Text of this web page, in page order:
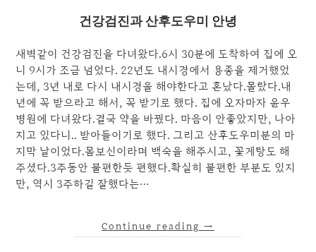
건강검진과 산후도우미 안녕
새벽같이 건강검진을 다녀왔다.6시 30분에 도착하여 집에 오
니 9시가 조금 넘었다. 22년도 내시경에서 용종을 제거했었
는데, 3년 내로 다시 내시경을 해야한다고 혼났다.몰랐다.내
년에 꼭 받으라고 해서, 꼭 받기로 했다. 집에 오자마자 윤우
병원에 다녀왔다.결국 약을 바꿨다. 마음이 안좋았지만, 나아
지고 있다니.. 받아들이기로 했다. 그리고 산후도우미분의 마
지막 날이었다.몸보신이라며 백숙을 해주시고, 꽃게탕도 해
주셨다.3주동안 불편한듯 편했다.확실히 불편한 부분도 있지
만, 역시 3주하길 잘했다는…
Continue reading →